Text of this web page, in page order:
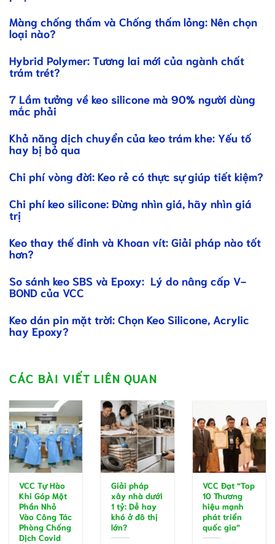
Màng chống thấm và Chống thấm lỏng: Nên chọn
loại nào?
Hybrid Polymer: Tương lai mới của ngành chất
trám trét?
7 Lầm tưởng về keo silicone mà 90% người dùng
mắc phải
Khả năng dịch chuyển của keo trám khe: Yếu tố
hay bị bỏ qua
Chi phí vòng đời: Keo rẻ có thực sự giúp tiết kiệm?
Chi phí keo silicone: Đừng nhìn giá, hãy nhìn giá
trị
Keo thay thế đinh và Khoan vít: Giải pháp nào tốt
hơn?
So sánh keo SBS và Epoxy: Lý do nâng cấp V-
BOND của VCC
Keo dán pin mặt trời: Chọn Keo Silicone, Acrylic
hay Epoxy?
CÁC BÀI VIẾT LIÊN QUAN
VCC Tự Hào
Khi Góp Một
Phần Nhỏ
Vào Công Tác
Phòng Chống
Dịch Covid
Giải pháp
xây nhà dưới
1 tỷ: Dễ hay
khó ở đô thị
lớn?
VCC Đạt “Top
10 Thương
hiệu mạnh
phát triển
quốc gia”